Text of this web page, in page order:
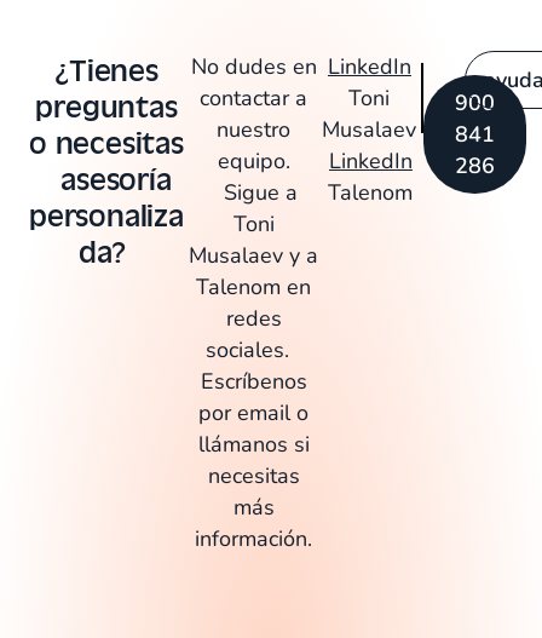
¿Tienes
preguntas
o necesitas
asesoría
personaliza
da? ​
No dudes en
contactar a
nuestro
equipo.
Sigue a
Toni
Musalaev y a
Talenom en
redes
sociales.
Escríbenos
por email o
llámanos si
necesitas
más
información.
LinkedIn
Toni
Musalaev
LinkedIn
Talenom
900
841
286